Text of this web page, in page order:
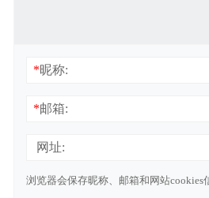
*昵称:
*邮箱:
网址:
浏览器会保存昵称、邮箱和网站cookies